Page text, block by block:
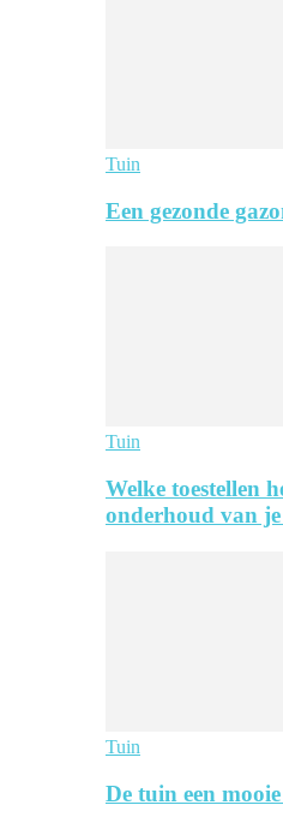
Tuin
Een gezonde
Tuin
Welke toestellen
onderhoud van
Tuin
De tuin een